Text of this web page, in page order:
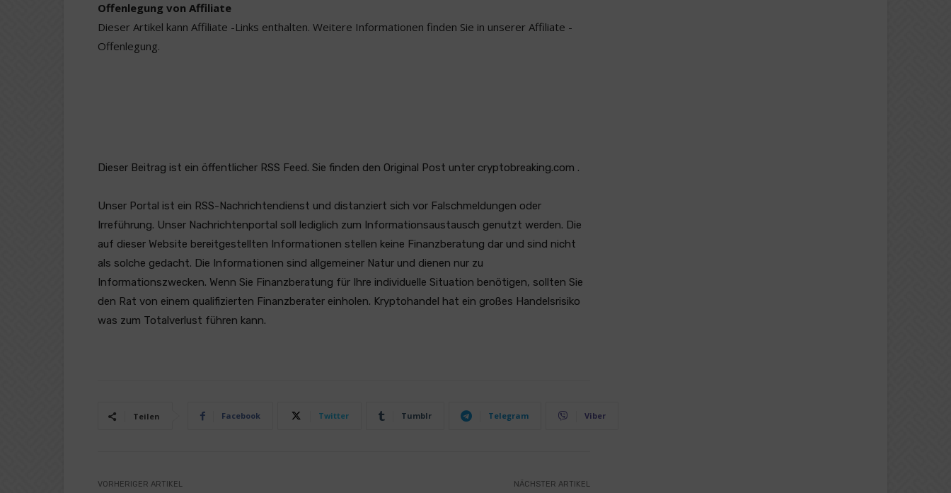
Offenlegung von Affiliate
Dieser Artikel kann Affiliate -Links enthalten. Weitere Informationen finden Sie in unserer Affiliate -
Offenlegung.
Dieser Beitrag ist ein öffentlicher RSS Feed. Sie finden den Original Post unter cryptobreaking.com .
Unser Portal ist ein RSS-Nachrichtendienst und distanziert sich vor Falschmeldungen oder
Irreführung. Unser Nachrichtenportal soll lediglich zum Informationsaustausch genutzt werden. Die
auf dieser Website bereitgestellten Informationen stellen keine Finanzberatung dar und sind nicht
als solche gedacht. Die Informationen sind allgemeiner Natur und dienen nur zu
Informationszwecken. Wenn Sie Finanzberatung für Ihre individuelle Situation benötigen, sollten Sie
den Rat von einem qualifizierten Finanzberater einholen. Kryptohandel hat ein großes Handelsrisiko
was zum Totalverlust führen kann.
Teilen Facebook Twitter Tumblr Telegram Viber
VORHERIGER ARTIKEL NÄCHSTER ARTIKEL